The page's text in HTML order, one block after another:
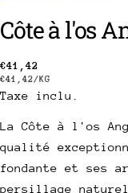
Côte à l'os
Prix
habituel
€41,42
PRIX
UNITAIRE
€41,42/PAR
KG
Taxe inclu.
La Côte à l'os
qualité
fondante et ses
persillage
Partager ce
Votre
email